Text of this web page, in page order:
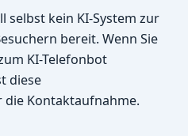
selbst kein KI-System zur
bereit. Wenn Sie
KI-Telefonbot
diese
Kontaktaufnahme.